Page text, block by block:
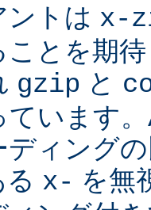
トは x-
とを期
gzip と
ています
ディング
x- を無